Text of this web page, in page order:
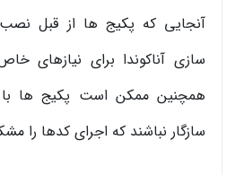
آنجایی که پکیج ها از قبل
سازی آناکوندا برای نیازهای
همچنین ممکن است پکیج ها
سازگار نباشند که اجرای کدها را